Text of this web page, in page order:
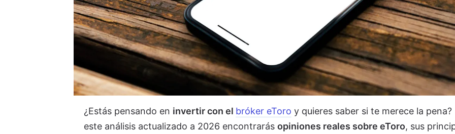
¿Estás pensando en invertir con el bróker eToro y quieres saber si te merece la pena?
este análisis actualizado a 2026 encontrarás opiniones reales sobre eToro, sus